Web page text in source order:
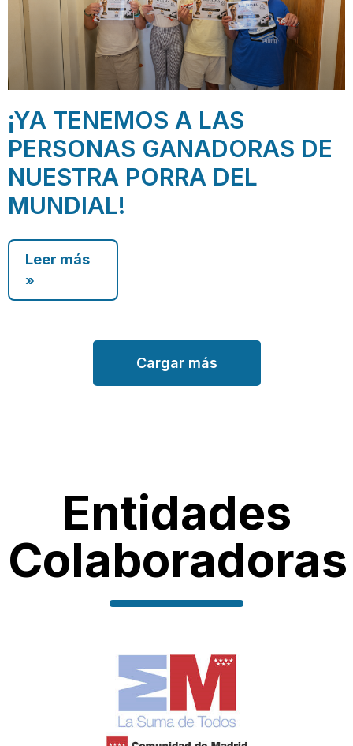
¡YA TENEMOS A LAS
PERSONAS GANADORAS DE
NUESTRA PORRA DEL
MUNDIAL!
Leer más
»
Cargar más
Entidades
Colaboradoras